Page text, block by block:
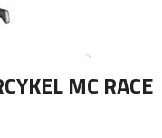
MC RACE